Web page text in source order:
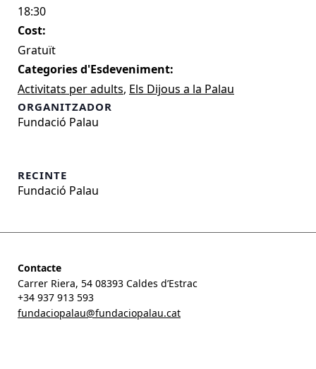
18:30
Cost:
Gratuït
Categories d'Esdeveniment:
Activitats per adults, Els Dijous a la Palau
ORGANITZADOR
Fundació Palau
RECINTE
Fundació Palau
Contacte
Carrer Riera, 54 08393 Caldes d’Estrac
+34 937 913 593
fundaciopalau@fundaciopalau.cat